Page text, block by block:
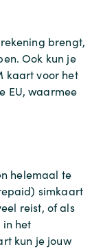
brengt,
Ook kun je
kaart voor het
EU, waarmee
helemaal te
simkaart
reist, of als
het
kun je jouw